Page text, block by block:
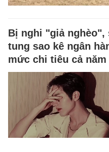
Bị nghi "giả nghèo",
tung sao kê ngân
mức chi tiêu cả năm